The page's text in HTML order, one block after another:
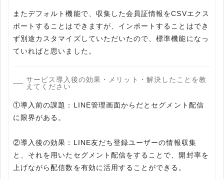
またデフォルト機能で、収集した会員証情報をCSVエクス
ポートすることはできますが、インポートすることはでき
ず別途カスタマイズしていただいたので、標準機能になっ
ていればと思いました。
サービス導入後の効果・メリット・解決したことを教
えてください
①導入前の課題：LINE管理画面からだとセグメント配信
に限界がある。
②導入後の効果：LINE友だち登録ユーザーの情報収集
と、それを用いたセグメント配信をすることで、開封率を
上げながら配信数を有効に活用することができる。